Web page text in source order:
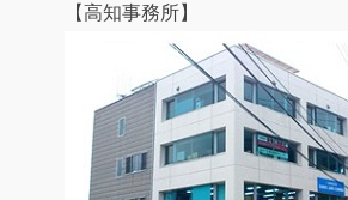
【高知事務所】